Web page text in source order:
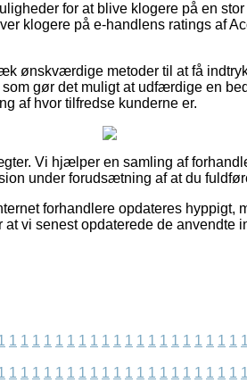
for at blive klogere på en
klogere på e-handlens ratings af
ønskværdige metoder til at få
gør det muligt at udfærdige en
af hvor tilfredse kunderne er.
Vi hjælper en samling af
under forudsætning af at du
forhandlere opdateres hyppigt,
vi senest opdaterede de anvendte
1 1 1 1 1 1 1 1 1 1 1 1 1 1 1 1 1 1 1 1 1
1 1 1 1 1 1 1 1 1 1 1 1 1 1 1 1 1 1 1 1 1